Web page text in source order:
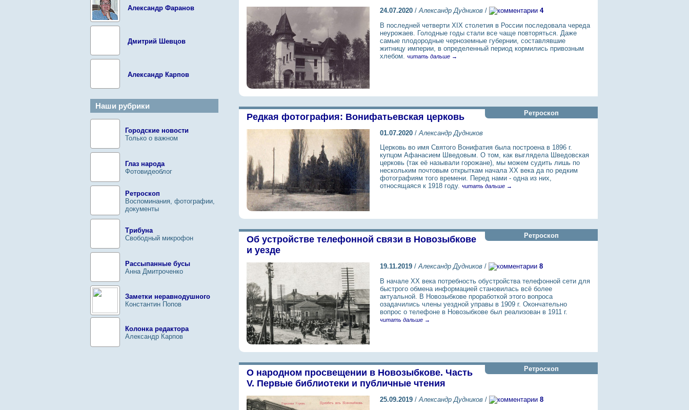
Александр Фаранов
Дмитрий Шевцов
Александр Карпов
Наши рубрики
Городские новости
Только о важном
Глаз народа
Фотовидеоблог
Ретроскоп
Воспоминания, фотографии,
документы
Трибуна
Свободный микрофон
Рассыпанные бусы
Анна Дмитроченко
Заметки неравнодушного
Константин Попов
Колонка редактора
Александр Карпов
24.07.2020 /Александр Дудников /
4
В последней четверти XIX столетия в России последовала череда
неурожаев. Голодные годы стали все чаще повторяться. Даже
самые плодородные черноземные губернии, составлявшие
житницу империи, в определенный период кормились привозным
хлебом. читать дальше →
Ретроскоп
Редкая фотография: Вонифатьевская церковь
01.07.2020 /Александр Дудников
Церковь во имя Святого Вонифатия была построена в 1896 г.
купцом Афанасием Шведовым. О том, как выглядела Шведовская
церковь (так её называли горожане), мы можем судить лишь по
нескольким почтовым открыткам начала XX века да по редким
фотографиям того времени. Перед нами - одна из них,
относящаяся к 1918 году. читать дальше →
Ретроскоп
Об устройстве телефонной связи в Новозыбкове
и уезде
19.11.2019 /Александр Дудников /
8
В начале XX века потребность обустройства телефонной сети для
быстрого обмена информацией становилась всё более
актуальной. В Новозыбкове проработкой этого вопроса
озадачились члены уездной управы в 1909 г. Окончательно
вопрос о телефоне в Новозыбкове был реализован в 1911 г.
читать дальше →
Ретроскоп
О народном просвещении в Новозыбкове. Часть
V. Первые библиотеки и публичные чтения
25.09.2019 /Александр Дудников /
8